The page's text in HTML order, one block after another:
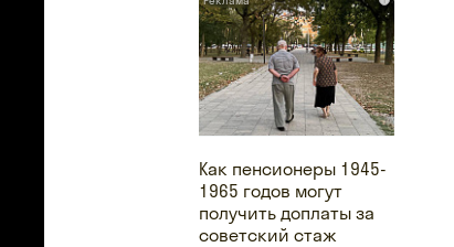
Как пенсионеры 1945-
1965 годов могут
получить доплаты за
советский стаж